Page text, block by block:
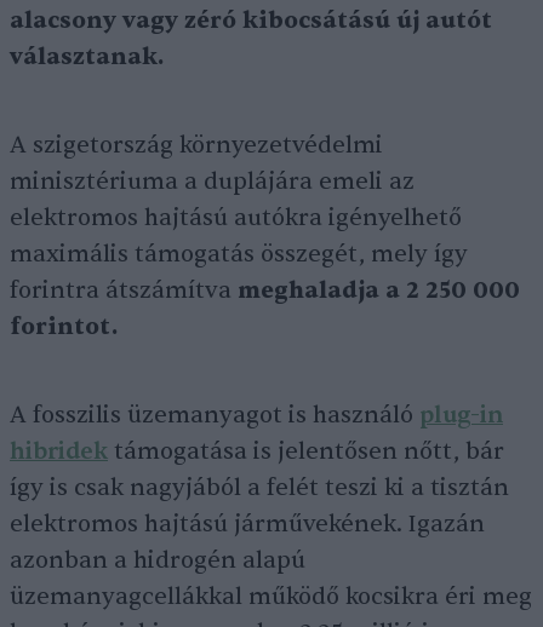
alacsony vagy zéró kibocsátású új autót
választanak.
A szigetország környezetvédelmi
minisztériuma a duplájára emeli az
elektromos hajtású autókra igényelhető
maximális támogatás összegét, mely így
forintra átszámítva meghaladja a 2 250 000
forintot.
A fosszilis üzemanyagot is használó plug-in
hibridek támogatása is jelentősen nőtt, bár
így is csak nagyjából a felét teszi ki a tisztán
elektromos hajtású járművekének. Igazán
azonban a hidrogén alapú
üzemanyagcellákkal működő kocsikra éri meg